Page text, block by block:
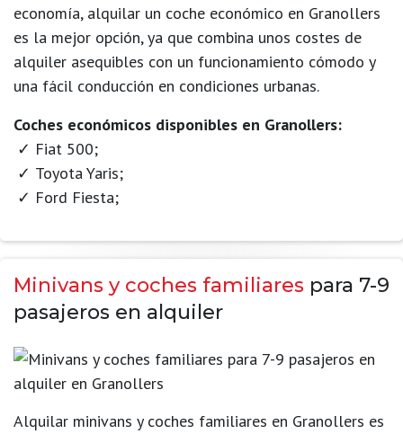
economía, alquilar un coche económico en Granollers
es la mejor opción, ya que combina unos costes de
alquiler asequibles con un funcionamiento cómodo y
una fácil conducción en condiciones urbanas.
Coches económicos disponibles en Granollers:
Fiat 500;
Toyota Yaris;
Ford Fiesta;
Minivans y coches familiares para 7-9
pasajeros en alquiler
Alquilar minivans y coches familiares en Granollers es